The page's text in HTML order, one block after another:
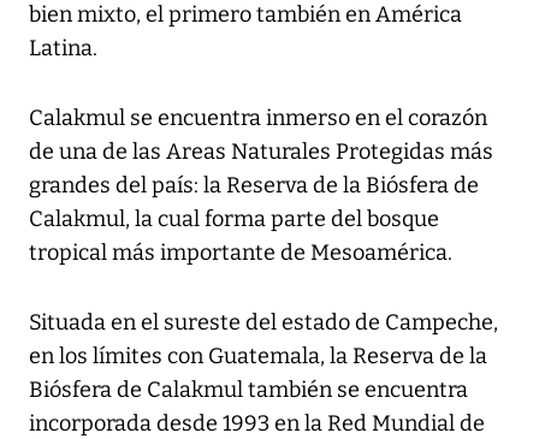
bien mixto, el primero también en América
Latina.
Calakmul se encuentra inmerso en el corazón
de una de las Areas Naturales Protegidas más
grandes del país: la Reserva de la Biósfera de
Calakmul, la cual forma parte del bosque
tropical más importante de Mesoamérica.
Situada en el sureste del estado de Campeche,
en los límites con Guatemala, la Reserva de la
Biósfera de Calakmul también se encuentra
incorporada desde 1993 en la Red Mundial de